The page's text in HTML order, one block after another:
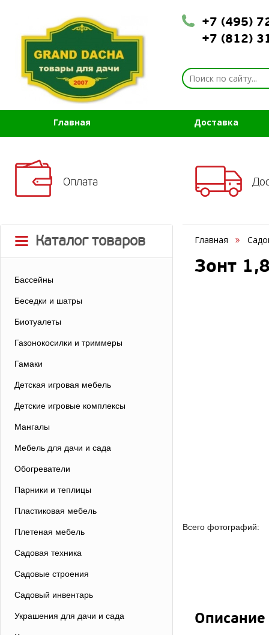
+7 (495)
+7 (812)
Главная Доставка
Оплата
Каталог товаров
Бассейны
Беседки и шатры
Биотуалеты
Газонокосилки и триммеры
Гамаки
Детская игровая мебель
Детские игровые комплексы
Мангалы
Мебель для дачи и сада
Обогреватели
Парники и теплицы
Пластиковая мебель
Плетеная мебель
Садовая техника
Садовые строения
Садовый инвентарь
Украшения для дачи и сада
Главная
Зонт
Всего фотографий:
Описание